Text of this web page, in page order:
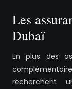
Les
Dubaï
En plus des
recherchent